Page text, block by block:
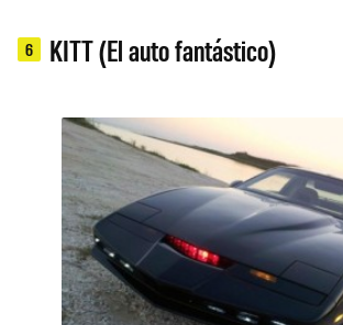
6 KITT (El auto fantástico)